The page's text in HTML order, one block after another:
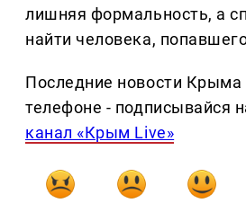
лишняя формальность, а
найти человека,
Последние новости Крыма
телефоне - подписывайся
канал «Крым Live»